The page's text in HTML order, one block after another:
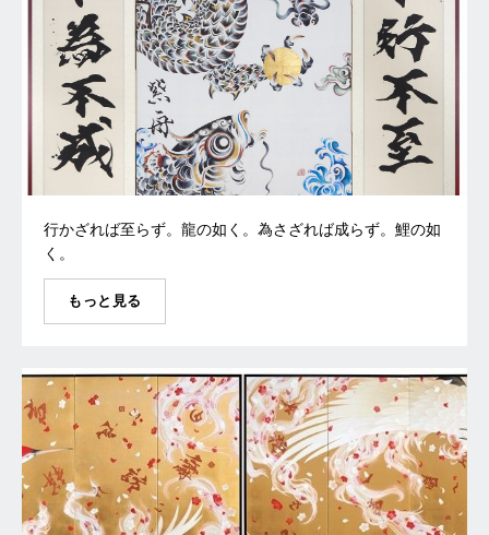
行かざれば至らず。龍の如く。為さざれば成らず。鯉の如
く。
もっと見る